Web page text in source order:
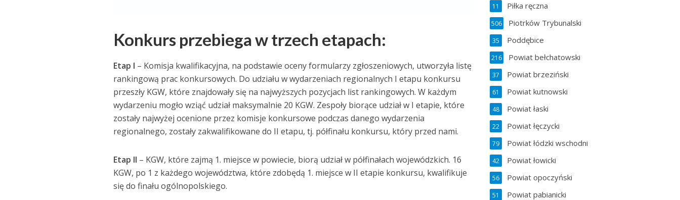
Konkurs przebiega w trzech etapach:
Etap I – Komisja kwalifikacyjna, na podstawie oceny formularzy zgłoszeniowych, utworzyła listę
rankingową prac konkursowych. Do udziału w wydarzeniach regionalnych I etapu konkursu
przeszły KGW, które znajdowały się na najwyższych pozycjach list rankingowych. W każdym
wydarzeniu mogło wziąć udział maksymalnie 20 KGW. Zespoły biorące udział w I etapie, które
zostały najwyżej ocenione przez komisje konkursowe podczas danego wydarzenia
regionalnego, zostały zakwalifikowane do II etapu, tj. półfinału konkursu, który przed nami.
Etap II – KGW, które zajmą 1. miejsce w powiecie, biorą udział w półfinałach wojewódzkich. 16
KGW, po 1 z każdego województwa, które zdobędą 1. miejsce w II etapie konkursu, kwalifikuje
się do finału ogólnopolskiego.
Piłka ręczna
11
Piotrków Trybunalski
506
Poddębice
35
Powiat bełchatowski
216
Powiat brzeziński
37
Powiat kutnowski
61
Powiat łaski
48
Powiat łęczycki
22
Powiat łódzki wschodni
79
Powiat łowicki
42
Powiat opoczyński
56
Powiat pabianicki
51